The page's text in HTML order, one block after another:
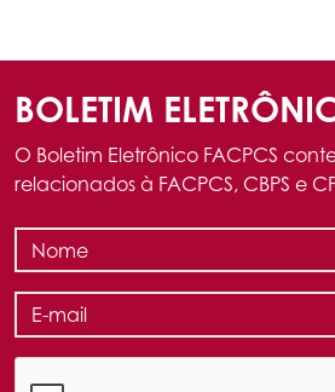
BOLETIM
O Boletim Eletrônico FACPCS
relacionados à FACPCS, CBPS e